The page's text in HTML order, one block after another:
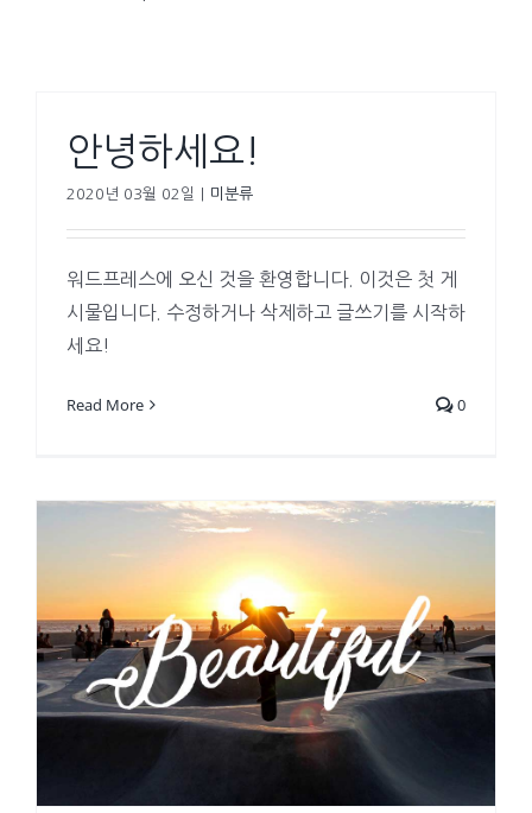
안녕하세요!
2020년 03월 02일 미분류
워드프레스에 오신 것을 환영합니다. 이것은 첫 게
시물입니다. 수정하거나 삭제하고 글쓰기를 시작하
세요!
Read More 0